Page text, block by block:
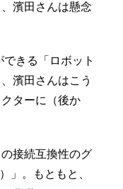
濱田さんは懸念
きる「ロボット
濱田さんはこう
ターに（後か
接続互換性のグ
」。もともと、